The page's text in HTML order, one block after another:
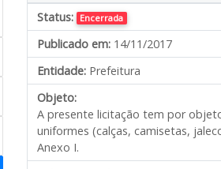
Status: Encerrada
Publicado em: 14/11/2017
Entidade: Prefeitura
Objeto:
A presente licitação tem por
uniformes (calças, camisetas,
Anexo I.